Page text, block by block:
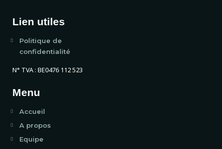
Lien utiles
Politique de
confidentialité
N° TVA : BE0476 112 523
Menu
Accueil
A propos
Equipe